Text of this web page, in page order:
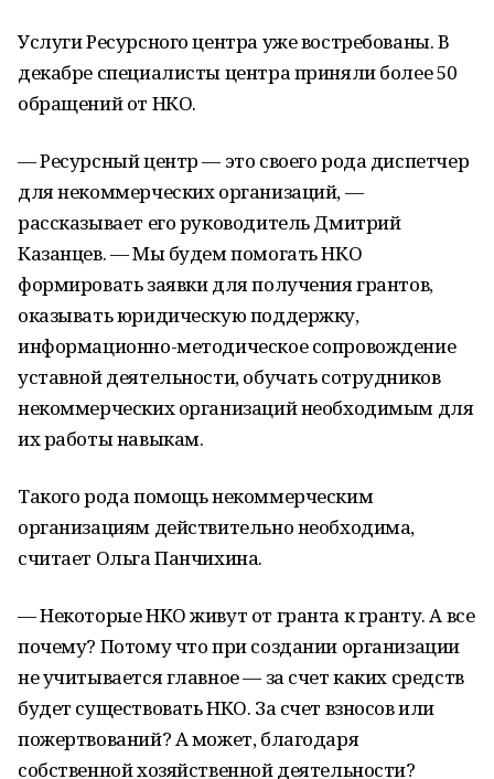
Услуги Ресурсного центра уже востребованы. В
декабре специалисты центра приняли более 50
обращений от НКО.
— Ресурсный центр — это своего рода диспетчер
для некоммерческих организаций, —
рассказывает его руководитель Дмитрий
Казанцев. — Мы будем помогать НКО
формировать заявки для получения грантов,
оказывать юридическую поддержку,
информационно-методическое сопровождение
уставной деятельности, обучать сотрудников
некоммерческих организаций необходимым для
их работы навыкам.
Такого рода помощь некоммерческим
организациям действительно необходима,
считает Ольга Панчихина.
— Некоторые НКО живут от гранта к гранту. А все
почему? Потому что при создании организации
не учитывается главное — за счет каких средств
будет существовать НКО. За счет взносов или
пожертвований? А может, благодаря
собственной хозяйственной деятельности?